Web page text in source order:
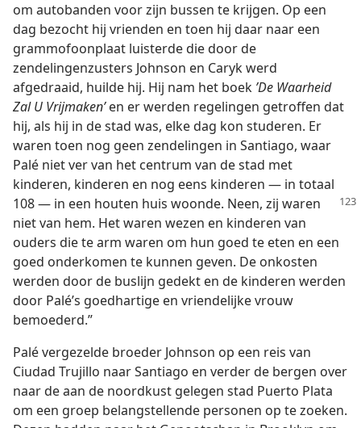
om autobanden voor zijn bussen te krijgen. Op een
dag bezocht hij vrienden en toen hij daar naar een
grammofoonplaat luisterde die door de
zendelingenzusters Johnson en Caryk werd
afgedraaid, huilde hij. Hij nam het boek ’De Waarheid
Zal U Vrijmaken’en er werden regelingen getroffen dat
hij, als hij in de stad was, elke dag kon studeren. Er
waren toen nog geen zendelingen in Santiago, waar
Palé niet ver van het centrum van de stad met
kinderen, kinderen en nog eens kinderen — in totaal
108 — in een houten huis woonde. Neen, zij waren
niet van hem. Het waren wezen en kinderen van
ouders die te arm waren om hun goed te eten en een
goed onderkomen te kunnen geven. De onkosten
werden door de buslijn gedekt en de kinderen werden
door Palé’s goedhartige en vriendelijke vrouw
bemoederd.”
Palé vergezelde broeder Johnson op een reis van
Ciudad Trujillo naar Santiago en verder de bergen over
naar de aan de noordkust gelegen stad Puerto Plata
om een groep belangstellende personen op te zoeken.